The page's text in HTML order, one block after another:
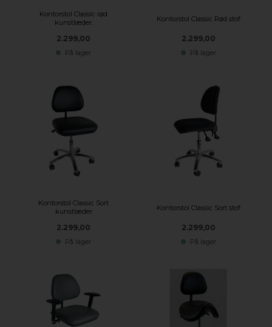
Kontorstol Classic rød
kunstlæder.
2.299,00
På lager
Kontorstol Classic Rød stof
2.299,00
På lager
Kontorstol Classic Sort
kunstlæder
2.299,00
På lager
Kontorstol Classic Sort stof
2.299,00
På lager